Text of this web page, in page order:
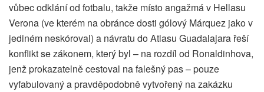
vůbec odklání od fotbalu, takže místo angažmá v Hellasu
Verona (ve kterém na obránce dosti gólový Márquez jako v
jediném neskóroval) a návratu do Atlasu Guadalajara řeší
konflikt se zákonem, který byl – na rozdíl od Ronaldinhova,
jenž prokazatelně cestoval na falešný pas – pouze
vyfabulovaný a pravděpodobně vytvořený na zakázku